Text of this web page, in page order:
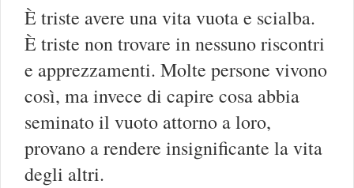
È triste avere una vita vuota e scialba.
È triste non trovare in nessuno riscontri
e apprezzamenti. Molte persone vivono
così, ma invece di capire cosa abbia
seminato il vuoto attorno a loro,
provano a rendere insignificante la vita
degli altri.